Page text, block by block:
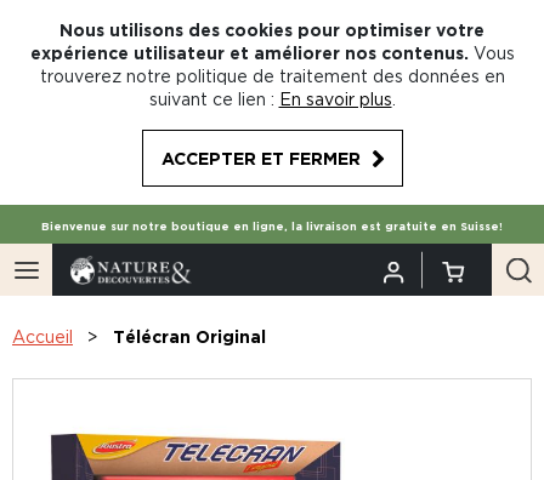
Nous utilisons des cookies pour optimiser votre
expérience utilisateur et améliorer nos contenus. Vous
trouverez notre politique de traitement des données en
suivant ce lien : En savoir plus
ACCEPTER ET FERMER
Bienvenue sur notre boutique en ligne, la livraison est gratuite en Suisse!
Accueil Télécran Original